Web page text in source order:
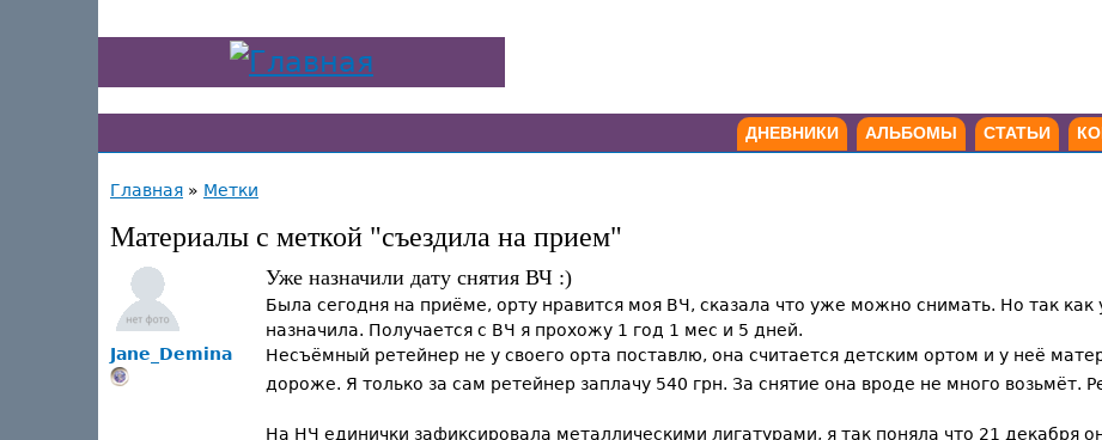
ДНЕВНИКИ АЛЬБОМЫ СТАТЬИ
Главная » Метки
Материалы с меткой "съездила на прием"
Jane_Demina
Уже назначили дату снятия ВЧ :)
Была сегодня на приёме, орту нравится моя ВЧ, сказала что уже можно снимать. Но так
назначила. Получается с ВЧ я прохожу 1 год 1 мес и 5 дней.
Несъёмный ретейнер не у своего орта поставлю, она считается детским ортом и у неё
дороже. Я только за сам ретейнер заплачу 540 грн. За снятие она вроде не много возьмёт.
На НЧ единички зафиксировала металлическими лигатурами, я так поняла что 21 декабря